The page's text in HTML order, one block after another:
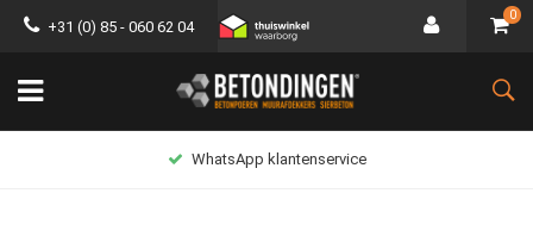
+31 (0) 85 - 060 62 04
0
WhatsApp klantenservice